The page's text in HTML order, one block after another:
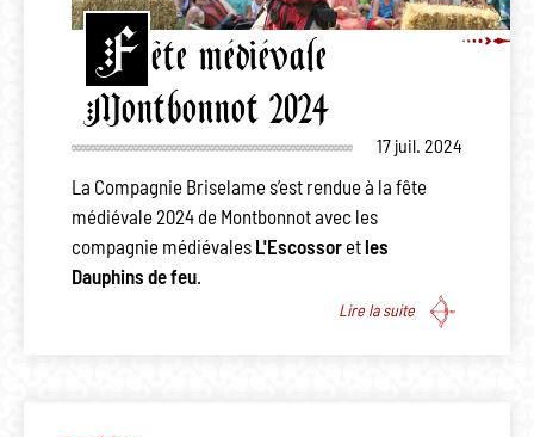
F ête médiévale
Montbonnot 2024
17 juil. 2024
La Compagnie Briselame s’est rendue à la fête
médiévale 2024 de Montbonnot avec les
compagnie médiévales L'Escossor et les
Dauphins de feu.
Lire la suite